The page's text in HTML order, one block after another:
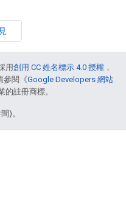
用創用 CC 姓名標示 4.0 授權 ，
參閱《Google Developers 網站
的註冊商標。
)。